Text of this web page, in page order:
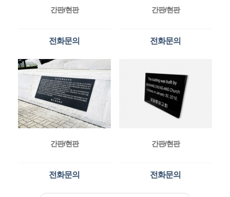
간판/현판
전화문의
간판/현판
전화문의
간판/현판
전화문의
간판/현판
전화문의